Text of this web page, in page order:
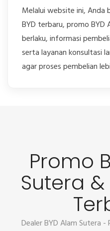
Melalui website ini, Anda
BYD terbaru, promo BYD
berlaku, informasi
serta layanan konsultasi
agar proses pembelian
Promo
Sutera
Dealer BYD Alam Sutera